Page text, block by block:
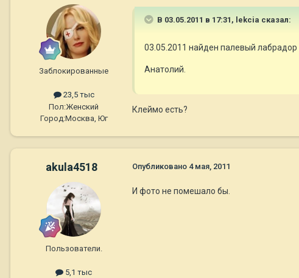
Заблокированные
23,5 тыс
Пол:Женский
Город:Москва, Юг
В 03.05.2011 в 17:31, lekcia сказал:
03.05.2011 найден палевый
Анатолий.
Клеймо есть?
akula4518
Пользователи.
5,1 тыс
Опубликовано 4 мая, 2011
И фото не помешало бы.